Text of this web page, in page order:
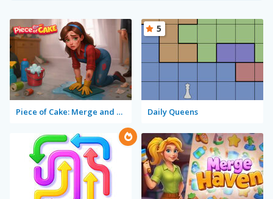
Piece of Cake: Merge and Bake Daily Queens
5